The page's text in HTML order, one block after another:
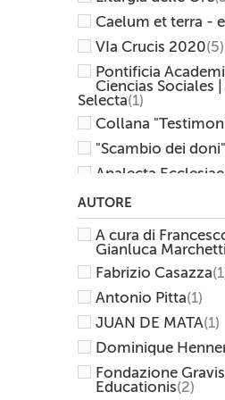
Caelum et terra -
VIa Crucis 2020(5)
Pontificia
Ciencias Sociales
Selecta(1)
Collana
"Scambio dei doni"
Analecta
Collana "Volti"
CEI(23)
"Dal chiodo alla
Pontificia
America Latina(1)
E-Books
Catechismi(7)
AUTORE
A cura di
Gianluca Marchetti
Fabrizio Casazza
Antonio Pitta(1)
JUAN DE MATA(1)
Dominique
Fondazione
Educationis(2)